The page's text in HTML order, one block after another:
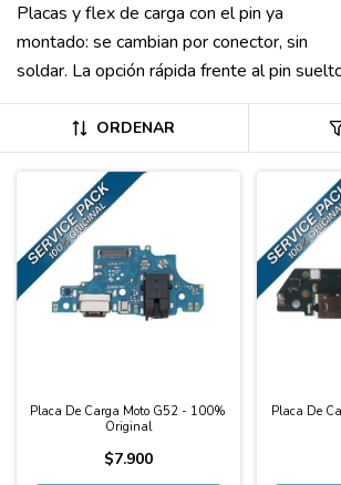
Placas y flex de carga con el pin ya
montado: se cambian por conector, sin
soldar. La opción rápida frente al pin
ORDENAR
Placa De Carga Moto G52 - 100%
Original
$7.900
Placa De